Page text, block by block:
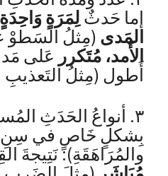
إما حَدثٌلِمَرَةٍ
المَدى (مِثلُ السَطوْ
الأَمد، مُتَكرر عَلى
أَطول (مِثلُ التَعذيبِ
٣. أنواعُ الحَدَثِ
بِشكلٍ خَاصٍ في سِنِ
والمُرَاهَقَةِ): نَتِيجةَ